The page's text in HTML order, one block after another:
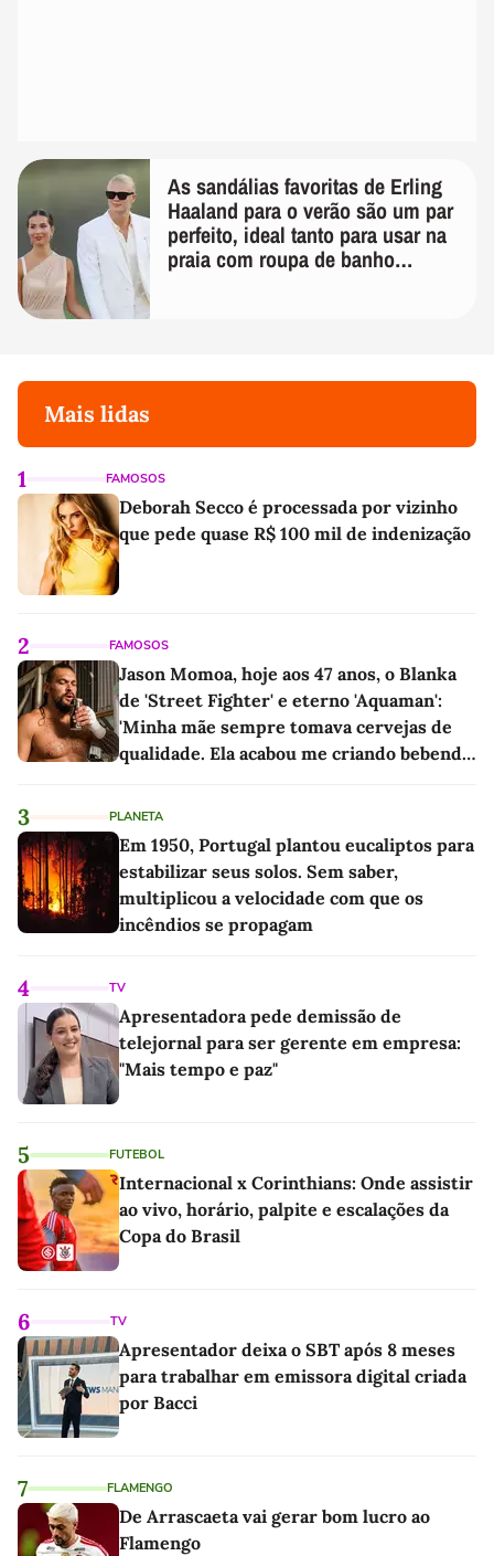
As sandálias favoritas de Erling
Haaland para o verão são um par
perfeito, ideal tanto para usar na
praia com roupa de banho
Mais lidas
1 FAMOSOS
Deborah Secco é processada por vizinho
que pede quase R$ 100 mil de indenização
2 FAMOSOS
Jason Momoa, hoje aos 47 anos, o Blanka
de 'Street Fighter' e eterno 'Aquaman':
'Minha mãe sempre tomava cervejas de
qualidade. Ela acabou me criando bebendo
3 PLANETA
Em 1950, Portugal plantou eucaliptos para
estabilizar seus solos. Sem saber,
multiplicou a velocidade com que os
incêndios se propagam
4 TV
Apresentadora pede demissão de
telejornal para ser gerente em empresa:
"Mais tempo e paz"
5 FUTEBOL
Internacional x Corinthians: Onde assistir
ao vivo, horário, palpite e escalações da
Copa do Brasil
6 TV
Apresentador deixa o SBT após 8 meses
para trabalhar em emissora digital criada
por Bacci
7 FLAMENGO
De Arrascaeta vai gerar bom lucro ao
Flamengo